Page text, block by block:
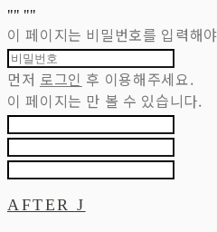
"" ""
이 페이지는 비밀번호를 입력해
먼저 로그인 후 이용해주세요.
이 페이지는 만 볼 수 있습니다.
AFTER J